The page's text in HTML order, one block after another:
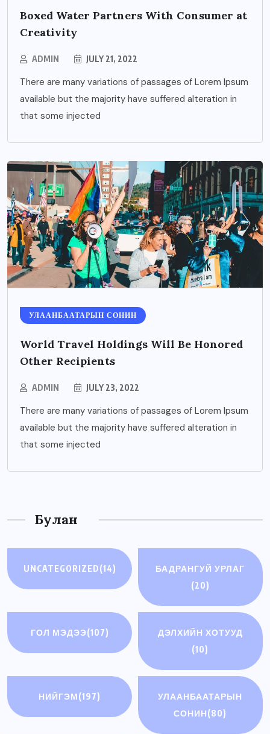
Boxed Water Partners With Consumer at
Creativity
ADMIN JULY 21, 2022
There are many variations of passages of Lorem Ipsum
available but the majority have suffered alteration in
that some injected
УЛААНБААТАРЫН СОНИН
World Travel Holdings Will Be Honored
Other Recipients
ADMIN JULY 23, 2022
There are many variations of passages of Lorem Ipsum
available but the majority have suffered alteration in
that some injected
Булан
UNCATEGORIZED(14)
БАДРАНГУЙ УРЛАГ
(20)
ГОЛ МЭДЭЭ(107)
ДЭЛХИЙН ХОТУУД
(10)
НИЙГЭМ(197)
УЛААНБААТАРЫН
СОНИН(80)